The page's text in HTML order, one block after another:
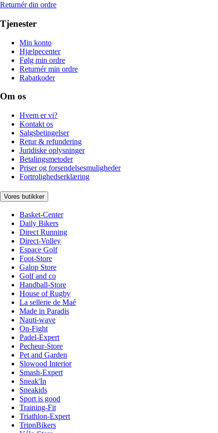
Returnér din ordre
Tjenester
Min konto
Hjælpecenter
Følg min ordre
Returnér min ordre
Rabatkoder
Om os
Hvem er vi?
Kontakt os
Salgsbetingelser
Retur & refundering
Juridiske oplysninger
Betalingsmetoder
Priser og forsendelsesmuligheder
Fortrolighedserklæring
Vores butikker
Basket-Center
Daily Bikers
Direct Running
Direct-Volley
Espace Golf
Foot-Store
Galop Store
Golf and co
Handball-Store
House of Rugby
La sellerie de Maé
Made in Paradis
Nauti-wave
On-Fight
Padel-Expert
Pecheur-Store
Pet and Garden
Slowood Interior
Smash-Expert
Sneak'In
Sneakids
Sport is good
Training-Fit
Triathlon-Expert
TripnBikers